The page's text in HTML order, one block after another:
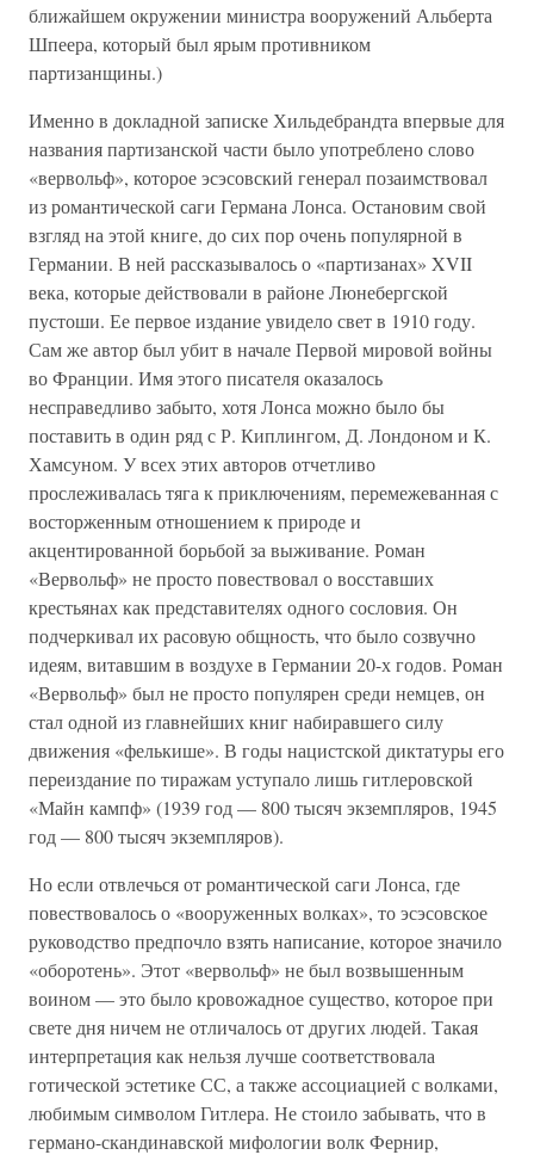
ближайшем окружении министра вооружений Альберта
Шпеера, который был ярым противником
партизанщины.)
Именно в докладной записке Хильдебрандта впервые для
названия партизанской части было употреблено слово
«вервольф», которое эсэсовский генерал позаимствовал
из романтической саги Германа Лонса. Остановим свой
взгляд на этой книге, до сих пор очень популярной в
Германии. В ней рассказывалось о «партизанах» XVII
века, которые действовали в районе Люнебергской
пустоши. Ее первое издание увидело свет в 1910 году.
Сам же автор был убит в начале Первой мировой войны
во Франции. Имя этого писателя оказалось
несправедливо забыто, хотя Лонса можно было бы
поставить в один ряд с Р. Киплингом, Д. Лондоном и К.
Хамсуном. У всех этих авторов отчетливо
прослеживалась тяга к приключениям, перемежеванная с
восторженным отношением к природе и
акцентированной борьбой за выживание. Роман
«Вервольф» не просто повествовал о восставших
крестьянах как представителях одного сословия. Он
подчеркивал их расовую общность, что было созвучно
идеям, витавшим в воздухе в Германии 20-х годов. Роман
«Вервольф» был не просто популярен среди немцев, он
стал одной из главнейших книг набиравшего силу
движения «фелькише». В годы нацистской диктатуры его
переиздание по тиражам уступало лишь гитлеровской
«Майн кампф» (1939 год — 800 тысяч экземпляров, 1945
год — 800 тысяч экземпляров).
Но если отвлечься от романтической саги Лонса, где
повествовалось о «вооруженных волках», то эсэсовское
руководство предпочло взять написание, которое значило
«оборотень». Этот «вервольф» не был возвышенным
воином — это было кровожадное существо, которое при
свете дня ничем не отличалось от других людей. Такая
интерпретация как нельзя лучше соответствовала
готической эстетике СС, а также ассоциацией с волками,
любимым символом Гитлера. Не стоило забывать, что в
германо-скандинавской мифологии волк Фернир,